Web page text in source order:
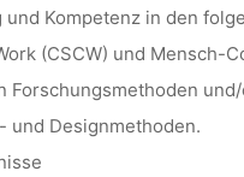
Kompetenz in den
(CSCW) und Mensch-
Forschungsmethoden
und Designmethoden.